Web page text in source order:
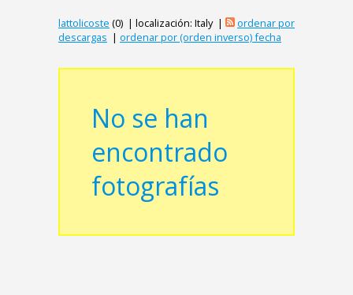
lattolicoste (0) | localización: Italy |
ordenar por
descargas | ordenar por (orden inverso) fecha
No se han
encontrado
fotografías